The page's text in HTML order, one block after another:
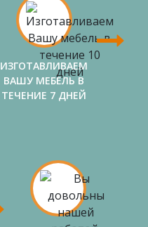
ИЗГОТАВЛИВАЕМ
ВАШУ МЕБЕЛЬ В
ТЕЧЕНИЕ 7 ДНЕЙ